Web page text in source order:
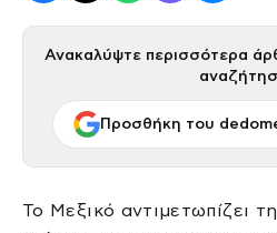
Ανακαλύψτε περισσότερα
Προσθήκη του
Το Μεξικό αντιμετωπίζει